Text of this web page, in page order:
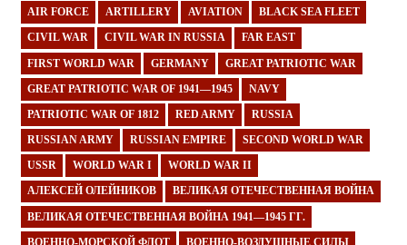
AIR FORCE ARTILLERY AVIATION BLACK SEA FLEET
CIVIL WAR CIVIL WAR IN RUSSIA FAR EAST
FIRST WORLD WAR GERMANY GREAT PATRIOTIC WAR
GREAT PATRIOTIC WAR OF 1941—1945 NAVY
PATRIOTIC WAR OF 1812 RED ARMY RUSSIA
RUSSIAN ARMY RUSSIAN EMPIRE SECOND WORLD WAR
USSR WORLD WAR I WORLD WAR II
АЛЕКСЕЙ ОЛЕЙНИКОВ ВЕЛИКАЯ ОТЕЧЕСТВЕННАЯ ВОЙНА
ВЕЛИКАЯ ОТЕЧЕСТВЕННАЯ ВОЙНА 1941—1945 ГГ.
ВОЕННО-МОРСКОЙ ФЛОТ ВОЕННО-ВОЗДУШНЫЕ СИЛЫ